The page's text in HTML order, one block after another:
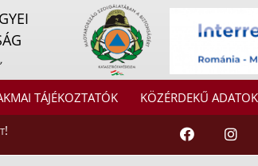
TÁJÉKOZTATÓK KÖZÉRDEKŰ ADATOK